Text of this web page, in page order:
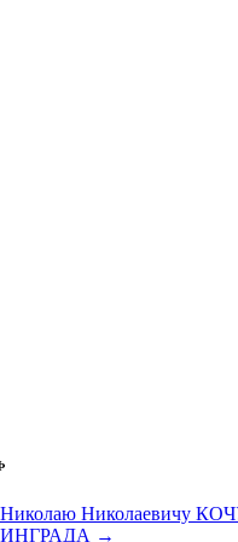
Николаю Николаевичу
→